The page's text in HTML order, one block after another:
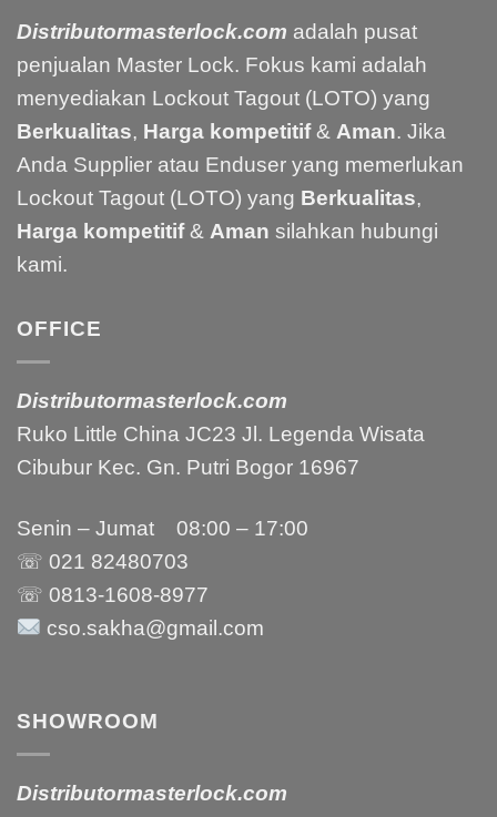
Distributormasterlock.com adalah pusat
penjualan Master Lock. Fokus kami adalah
menyediakan Lockout Tagout (LOTO) yang
Berkualitas, Harga kompetitif& Aman. Jika
Anda Supplier atau Enduser yang memerlukan
Lockout Tagout (LOTO) yang Berkualitas,
Harga kompetitif& Aman silahkan hubungi
kami.
OFFICE
Distributormasterlock.com
Ruko Little China JC23 Jl. Legenda Wisata
Cibubur Kec. Gn. Putri Bogor 16967
Senin – Jumat 08:00 – 17:00
☏ 021 82480703
☏ 0813-1608-8977
cso.sakha@gmail.com
SHOWROOM
Distributormasterlock.com